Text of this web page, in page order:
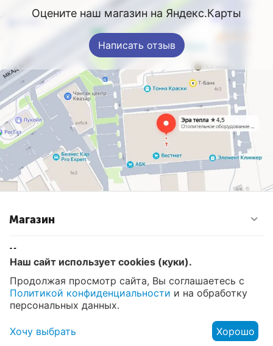
Оцените наш магазин на Яндекс.Карты
Написать отзыв
Магазин
Контакты
© 2008 - 2026 Эра Тепла. Интернет магазин отопительных
систем и водоснабжения в Москве
Наш сайт использует cookies (куки).
Продолжая просмотр сайта, Вы соглашаетесь с
Политикой конфиденциальности и на обработку
персональных данных.
Хочу выбрать Хорошо